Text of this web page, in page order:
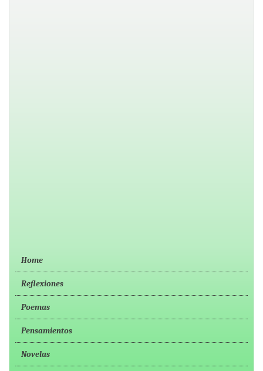
Home
Reflexiones
Poemas
Pensamientos
Novelas